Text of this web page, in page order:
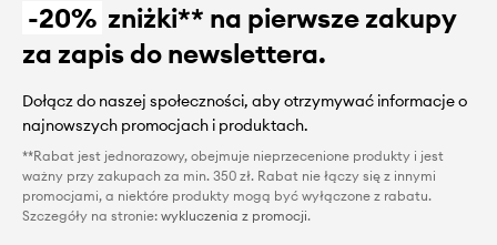
-20% zniżki** na pierwsze zakupy
za zapis do newslettera.
Dołącz do naszej społeczności, aby otrzymywać informacje o
najnowszych promocjach i produktach.
**Rabat jest jednorazowy, obejmuje nieprzecenione produkty i jest
ważny przy zakupach za min. 350 zł. Rabat nie łączy się z innymi
promocjami, a niektóre produkty mogą być wyłączone z rabatu.
Szczegóły na stronie: wykluczenia z promocji.